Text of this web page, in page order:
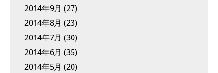
2014年9月 (27)
2014年8月 (23)
2014年7月 (30)
2014年6月 (35)
2014年5月 (20)